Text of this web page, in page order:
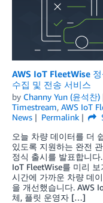
AWS IoT FleetWise
수집 및 전송 서비스
by Channy Yun (윤석찬)
Timestream, AWS IoT
News
Permalink
오늘 차량 데이터를 더
있도록 지원하는 완전
정식 출시를 발표합니
IoT FleetWise를 미리
시간에 가까운 차량 데
을 개선했습니다. AWS
체, 플릿 운영자 […]